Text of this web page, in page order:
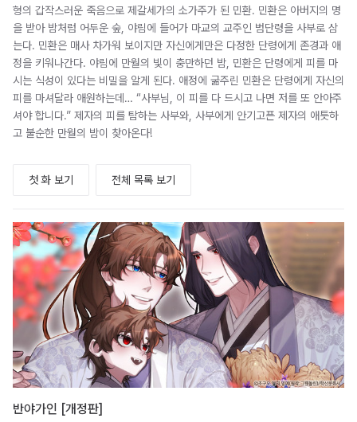
형의 갑작스러운 죽음으로 제갈세가의 소가주가 된 민환. 민환은 아버지의 명
을 받아 밤처럼 어두운 숲, 야림에 들어가 마교의 교주인 범단령을 사부로 삼
는다. 민환은 매사 차가워 보이지만 자신에게만은 다정한 단령에게 존경과 애
정을 키워나간다. 야림에 만월의 빛이 충만하던 밤, 민환은 단령에게 피를 마
시는 식성이 있다는 비밀을 알게 된다. 애정에 굶주린 민환은 단령에게 자신의
피를 마셔달라 애원하는데… “사부님, 이 피를 다 드시고 나면 저를 또 안아주
셔야 합니다.” 제자의 피를 탐하는 사부와, 사부에게 안기고픈 제자의 애틋하
고 불순한 만월의 밤이 찾아온다!
첫 화 보기 전체 목록 보기
반야가인 [개정판]